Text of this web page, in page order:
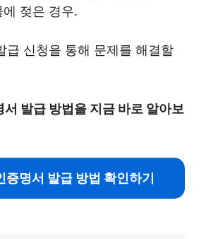
에 젖은 경우.
급 신청을 통해 문제를 해결할
서 발급 방법을 지금 바로 알아보
증명서 발급 방법 확인하기